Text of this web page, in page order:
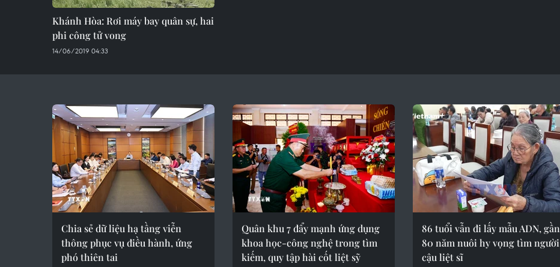
Khánh Hòa: Rơi máy bay quân sự, hai
phi công tử vong
14/06/2019 04:33
Chia sẻ dữ liệu hạ tầng viễn
thông phục vụ điều hành, ứng
phó thiên tai
Quân khu 7 đẩy mạnh ứng dụng
khoa học-công nghệ trong tìm
kiếm, quy tập hài cốt liệt sỹ
86 tuổi vẫn đi lấy mẫu ADN, gần
80 năm nuôi hy vọng tìm người
cậu liệt sĩ